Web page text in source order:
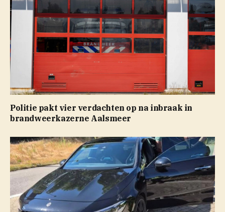
Politie pakt vier verdachten op na inbraak in
brandweerkazerne Aalsmeer